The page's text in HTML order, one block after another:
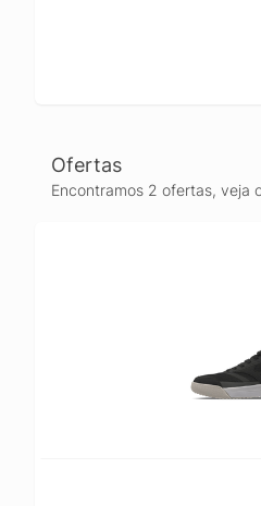
Ofertas
Encontramos 2 ofertas, veja